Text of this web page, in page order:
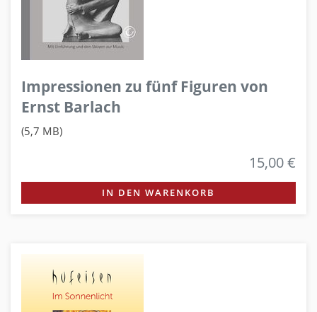
Impressionen zu fünf Figuren von
Ernst Barlach
(5,7 MB)
15,00 €
IN DEN WARENKORB